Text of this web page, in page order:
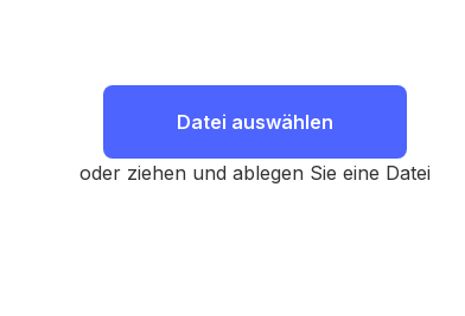
Datei auswählen
oder ziehen und ablegen Sie eine Datei